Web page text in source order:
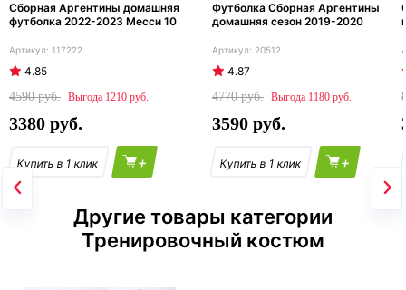
Сборная Аргентины домашняя
футболка 2022-2023 Месси 10
117222
4.85
4590
1210
3380
+
Футболка Сборная Аргентины
домашняя сезон 2019-2020
20512
4.87
4770
1180
3590
+
Другие товары категории
Тренировочный костюм